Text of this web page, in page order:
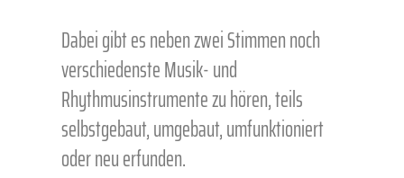
Dabei gibt es neben zwei Stimmen noch
verschiedenste Musik- und
Rhythmusinstrumente zu hören, teils
selbstgebaut, umgebaut, umfunktioniert
oder neu erfunden.